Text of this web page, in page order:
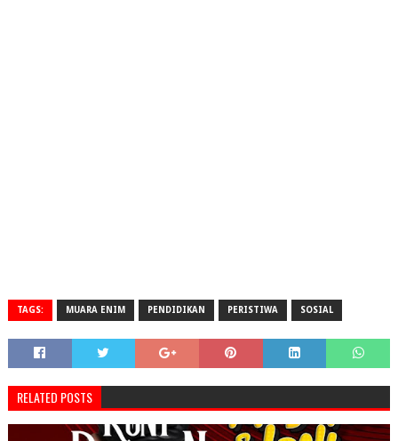
TAGS: MUARA ENIM PENDIDIKAN PERISTIWA SOSIAL
RELATED POSTS